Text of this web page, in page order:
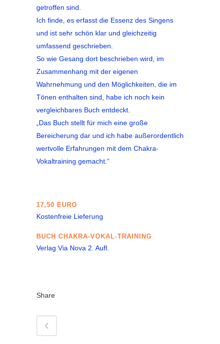
getroffen sind.
Ich finde, es erfasst die Essenz des Singens
und ist sehr schön klar und gleichzeitig
umfassend geschrieben.
So wie Gesang dort beschrieben wird, im
Zusammenhang mit der eigenen
Wahrnehmung und den Möglichkeiten, die im
Tönen enthalten sind, habe ich noch kein
vergleichbares Buch entdeckt.
„Das Buch stellt für mich eine große
Bereicherung dar und ich habe außerordentlich
wertvolle Erfahrungen mit dem Chakra-
Vokaltraining gemacht.“
17,50 EURO
Kostenfreie Lieferung
BUCH CHAKRA-VOKAL-TRAINING
Verlag Via Nova 2. Aufl.
Share